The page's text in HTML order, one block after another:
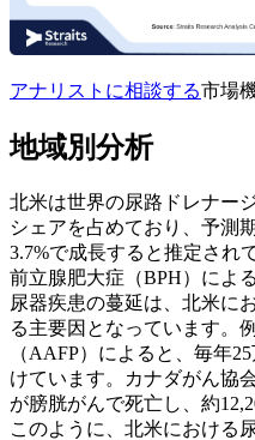
アナリストに相談する市場
地域別分析
北米は世界の尿路ドレナー
シェアを占めており、予測
3.7%で成長すると推定され
前立腺肥大症（BPH）によ
尿器疾患の蔓延は、北米に
る主要因となっています。
（AAFP）によると、毎年
けています。カナダがん協
が膀胱がんで死亡し、約
このように、北米における